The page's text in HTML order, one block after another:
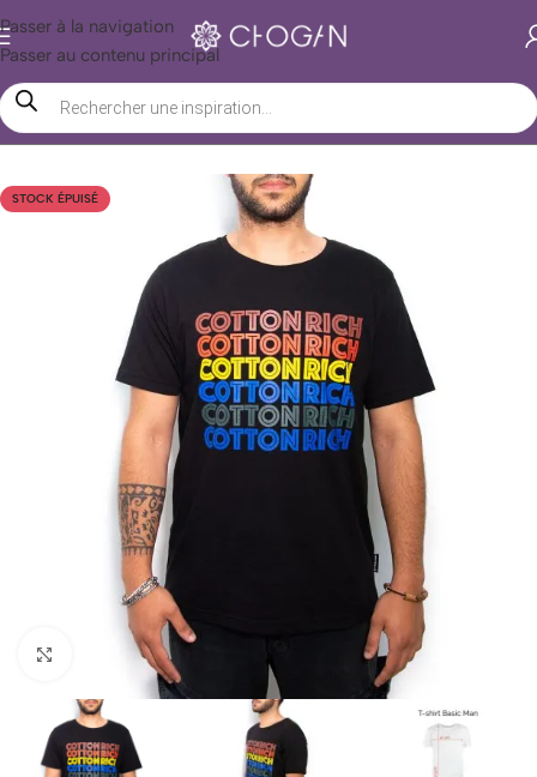
Passer à la navigation
Passer au contenu principal
Accueil/ Boutique Chogan/ Accessoires/ Vêtements/ T-shirt
STOCK ÉPUISÉ
Agrandir